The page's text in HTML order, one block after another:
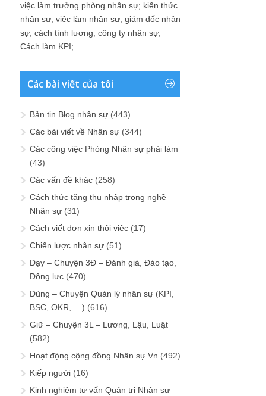
việc làm trưởng phòng nhân sự; kiến thức
nhân sự; việc làm nhân sự; giám đốc nhân
sự; cách tính lương; công ty nhân sự;
Cách làm KPI;
Các bài viết của tôi
Bản tin Blog nhân sự (443)
Các bài viết về Nhân sự (344)
Các công việc Phòng Nhân sự phải làm
(43)
Các vấn đề khác (258)
Cách thức tăng thu nhập trong nghề
Nhân sự (31)
Cách viết đơn xin thôi việc (17)
Chiến lược nhân sự (51)
Dạy – Chuyện 3Đ – Đánh giá, Đào tạo,
Động lực (470)
Dùng – Chuyện Quản lý nhân sự (KPI,
BSC, OKR, …) (616)
Giữ – Chuyện 3L – Lương, Lậu, Luật
(582)
Hoạt động cộng đồng Nhân sự Vn (492)
Kiếp người (16)
Kinh nghiệm tư vấn Quản trị Nhân sự